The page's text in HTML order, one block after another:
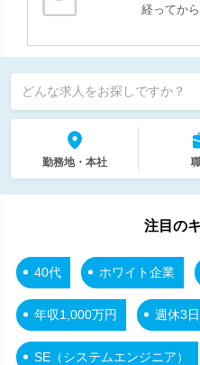
経ってか
どんな求人をお探しですか？
勤務地・本社
注目の
40代 ホワイト企業
年収1,000万円 週休3日
SE（システムエンジニア）